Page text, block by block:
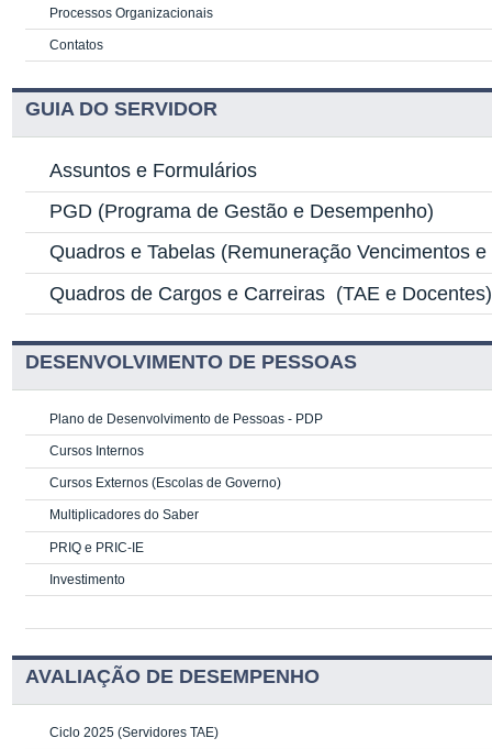
Processos Organizacionais
Contatos
GUIA DO SERVIDOR
Assuntos e Formulários
PGD (Programa de Gestão e Desempenho)
Quadros e Tabelas (Remuneração Vencimentos
Quadros de Cargos e Carreiras (TAE e Docentes)
DESENVOLVIMENTO DE PESSOAS
Plano de Desenvolvimento de Pessoas - PDP
Cursos Internos
Cursos Externos (Escolas de Governo)
Multiplicadores do Saber
PRIQ e PRIC-IE
Investimento
AVALIAÇÃO DE DESEMPENHO
Ciclo 2025 (Servidores TAE)